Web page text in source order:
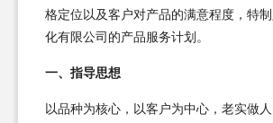
格定位以及客户对产品的满意程度，特
化有限公司的产品服务计划。
一、指导思想
以品种为核心，以客户为中心，老实做人